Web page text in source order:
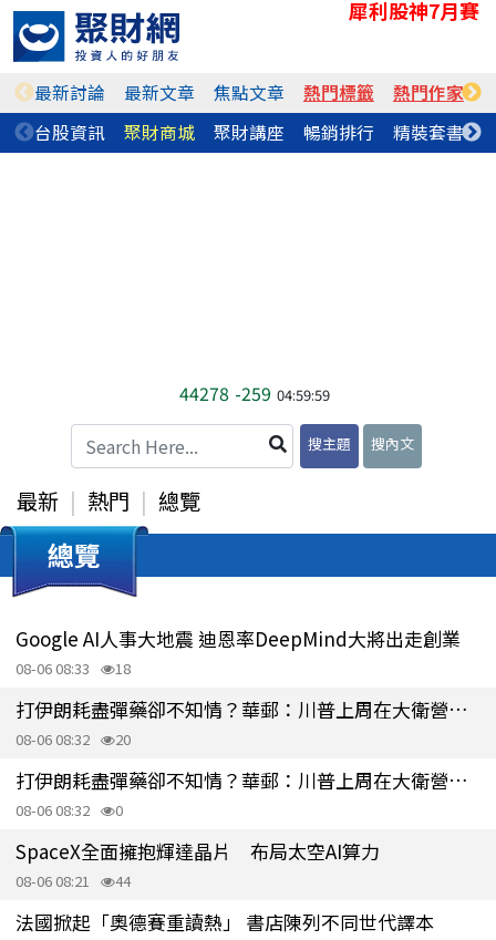
犀利股神7月賽
最新討論 最新文章 焦點文章 熱門標籤 熱門作家
台股資訊
聚財商城 聚財講座 暢銷排行 精裝套書
44278 -259 04:59:59
搜主題 搜內文
最新 熱門 總覽
總覽
Google AI人事大地震 迪恩率DeepMind大將出走創業
08-06 08:33 18
打伊朗耗盡彈藥卻不知情？華郵：川普上周在大衛營怒飆防長赫塞斯
08-06 08:32 20
打伊朗耗盡彈藥卻不知情？華郵：川普上周在大衛營怒飆防長赫塞斯
08-06 08:32 0
SpaceX全面擁抱輝達晶片 布局太空AI算力
08-06 08:21 44
法國掀起「奧德賽重讀熱」 書店陳列不同世代譯本